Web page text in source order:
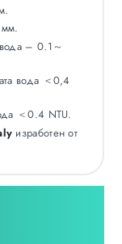
– 0.1～
вода ＜0,4
＜0.4 NTU.
изработен от